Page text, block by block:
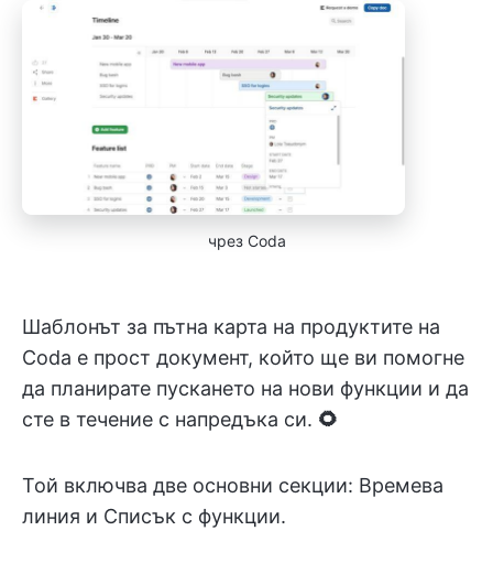
чрез Coda
Шаблонът за пътна карта на продуктите на
Coda е прост документ, който ще ви помогне
да планирате пускането на нови функции и да
сте в течение с напредъка си. 🌻
Той включва две основни секции: Времева
линия и Списък с функции.